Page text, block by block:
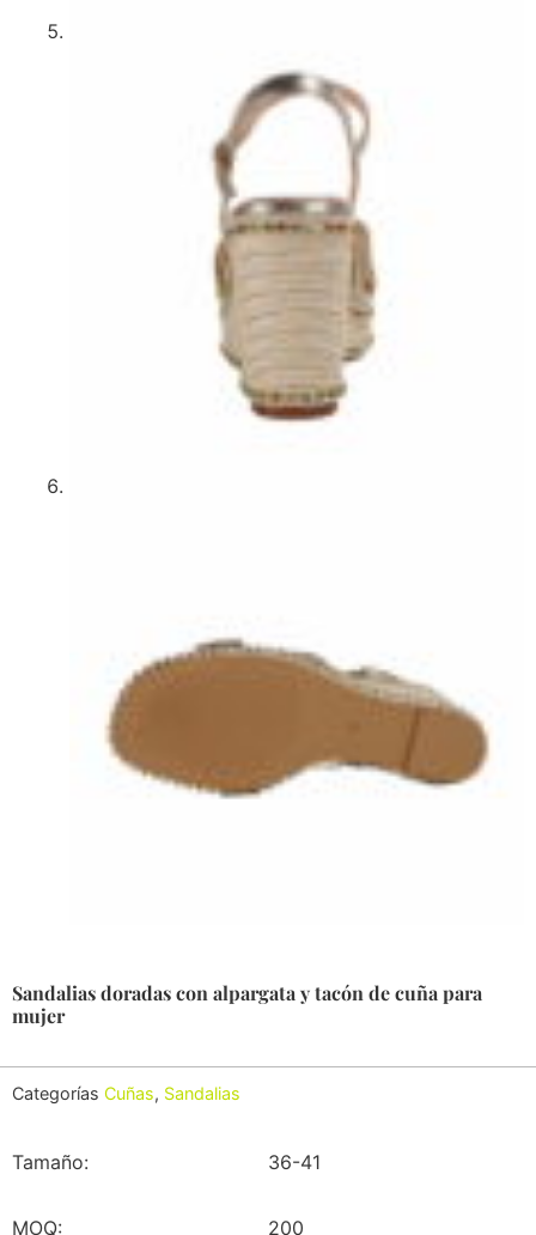
Sandalias doradas con alpargata y tacón de cuña para
mujer
Categorías Cuñas, Sandalias
Tamaño: 36-41
MOQ: 200